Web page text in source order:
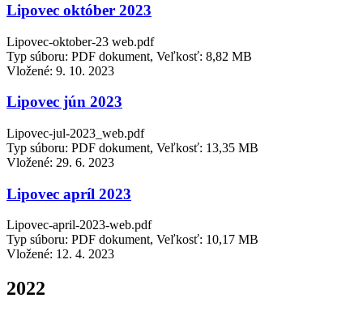
Lipovec október 2023
Lipovec-oktober-23 web.pdf
Typ súboru: PDF dokument, Veľkosť: 8,82 MB
Vložené: 9. 10. 2023
Lipovec jún 2023
Lipovec-jul-2023_web.pdf
Typ súboru: PDF dokument, Veľkosť: 13,35 MB
Vložené: 29. 6. 2023
Lipovec apríl 2023
Lipovec-april-2023-web.pdf
Typ súboru: PDF dokument, Veľkosť: 10,17 MB
Vložené: 12. 4. 2023
2022